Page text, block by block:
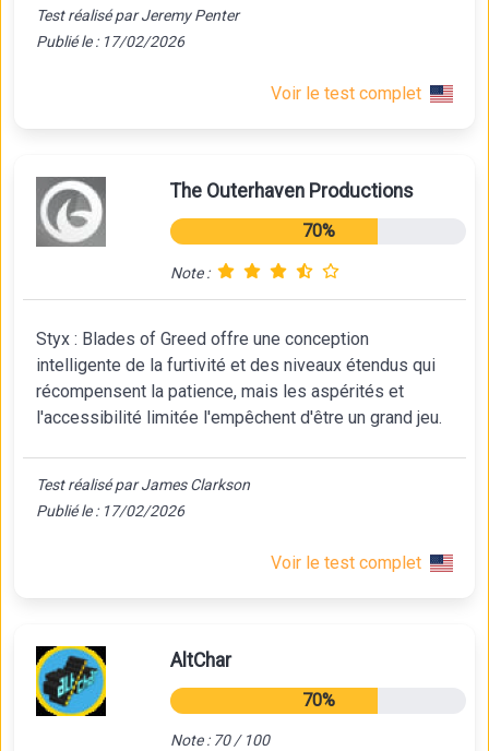
Test réalisé par Jeremy Penter
Publié le : 17/02/2026
Voir le test complet
The Outerhaven Productions
70%
Note :
Styx : Blades of Greed offre une conception
intelligente de la furtivité et des niveaux étendus qui
récompensent la patience, mais les aspérités et
l'accessibilité limitée l'empêchent d'être un grand jeu.
Test réalisé par James Clarkson
Publié le : 17/02/2026
Voir le test complet
AltChar
70%
Note : 70 / 100